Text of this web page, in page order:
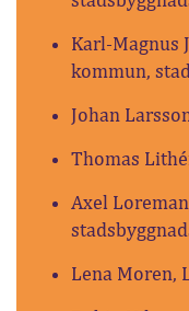
Karl-Magnus
kommun,
Johan
Thomas
Axel
Lena Moren,